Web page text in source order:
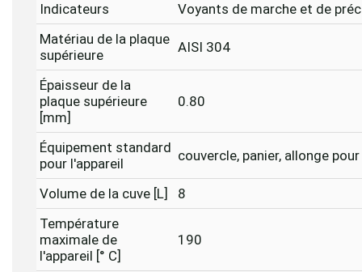
Indicateurs
Voyants de marche et de
Matériau de la plaque
supérieure
AISI 304
Épaisseur de la
plaque supérieure
[mm]
0.80
Équipement standard
pour l'appareil
couvercle, panier, allonge
Volume de la cuve [L]
8
Température
maximale de
l'appareil [° C]
190